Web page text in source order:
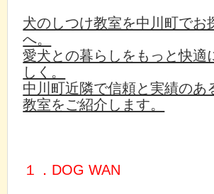
犬のしつけ教室を中川町でお
へ。
愛犬との暮らしをもっと快適
しく。
中川町近隣で信頼と実績のあ
教室をご紹介します。
１．DOG WAN